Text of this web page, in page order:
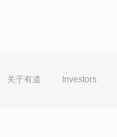
关于有道 Investors